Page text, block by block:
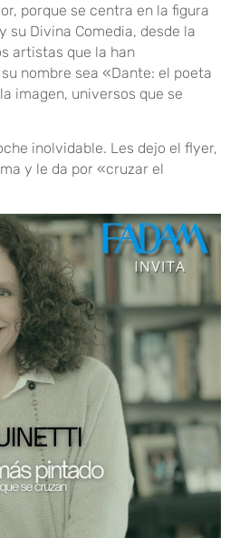
porque se centra en la figura
su Divina Comedia, desde la
artistas que la han
nombre sea «Dante: el poeta
imagen, universos que se
inolvidable. Les dejo el flyer,
y le da por «cruzar el